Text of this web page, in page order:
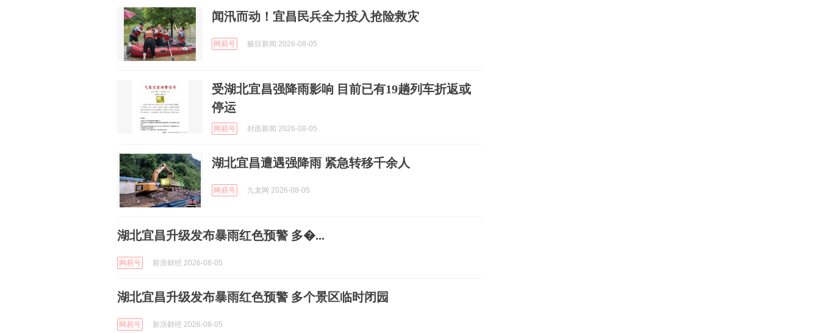
闻汛而动！宜昌民兵全力投入抢险救灾
网易号 极目新闻 2026-08-05
受湖北宜昌强降雨影响 目前已有19趟列车折返或
停运
网易号 封面新闻 2026-08-05
湖北宜昌遭遇强降雨 紧急转移千余人
网易号 九龙网 2026-08-05
湖北宜昌升级发布暴雨红色预警 多�...
网易号 新浪财经 2026-08-05
湖北宜昌升级发布暴雨红色预警 多个景区临时闭园
网易号 新浪财经 2026-08-05